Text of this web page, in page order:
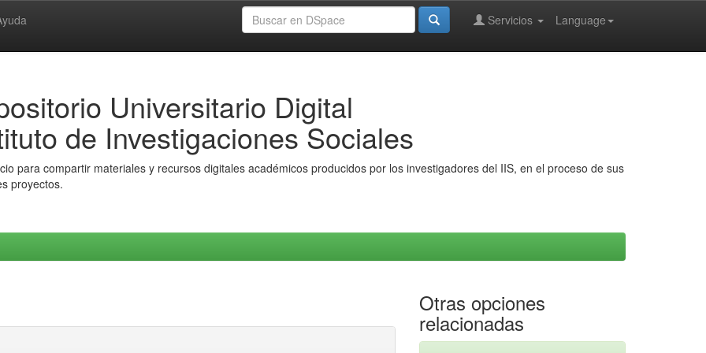
Language
Servicios
Universitario Digital
de Investigaciones Sociales
para compartir materiales y recursos digitales académicos producidos por los investigadores del IIS, en el proceso de sus
proyectos.
Otras opciones
relacionadas